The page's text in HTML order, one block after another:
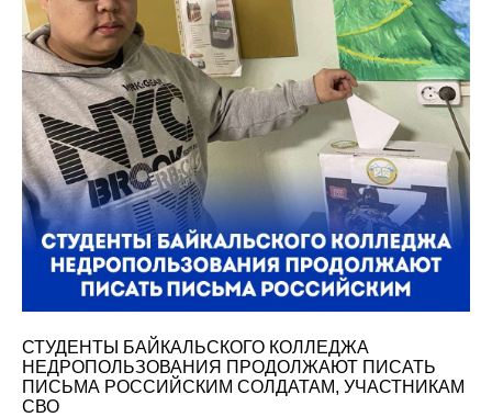
СТУДЕНТЫ БАЙКАЛЬСКОГО КОЛЛЕДЖА
НЕДРОПОЛЬЗОВАНИЯ ПРОДОЛЖАЮТ ПИСАТЬ
ПИСЬМА РОССИЙСКИМ СОЛДАТАМ, УЧАСТНИКАМ
СВО